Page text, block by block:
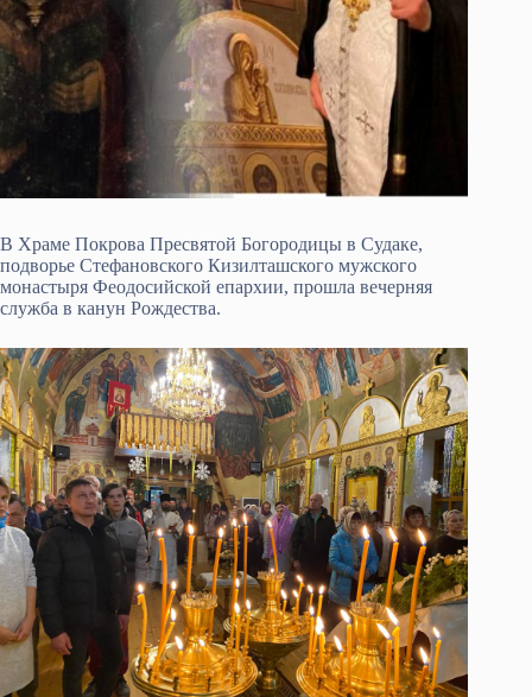
В Храме Покрова Пресвятой Богородицы в Судаке,
подворье Стефановского Кизилташского мужского
монастыря Феодосийской епархии, прошла вечерняя
служба в канун Рождества.